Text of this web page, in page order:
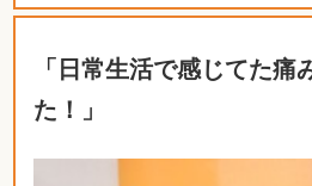
「日常生活で感じてた痛
た！」